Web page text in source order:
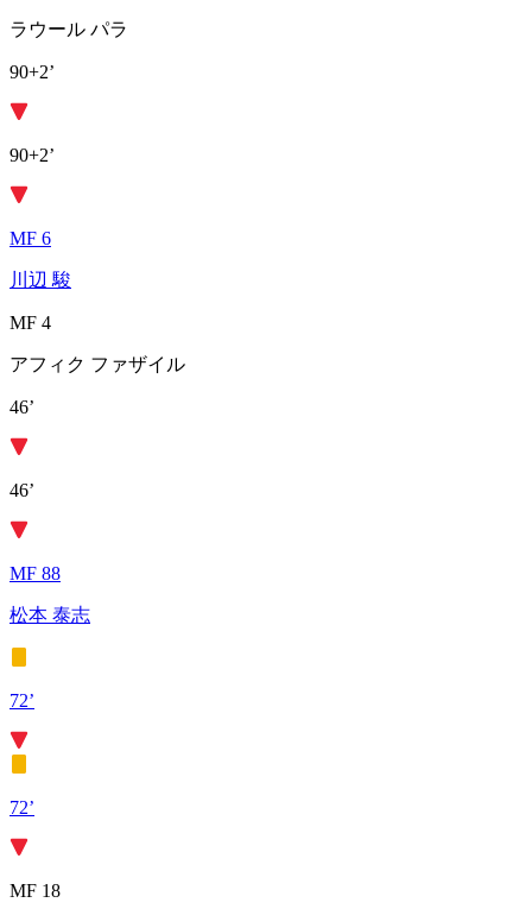
ラウール パラ
90+2’
90+2’
MF 6
川辺 駿
MF 4
アフィク ファザイル
46’
46’
MF 88
松本 泰志
72’
72’
MF 18